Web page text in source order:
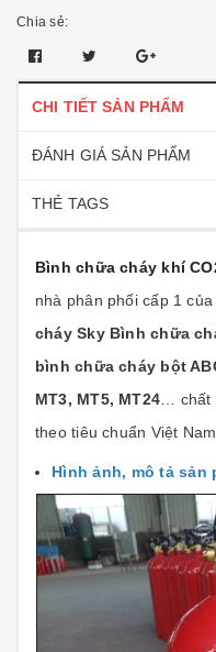
Chia sẻ:
CHI TIẾT SẢN PHẨM
ĐÁNH GIÁ SẢN PHẨM
THẺ TAGS
Bình chữa cháy khí
nhà phân phối cấp 1
cháy Sky Bình chữa
bình chữa cháy bột
MT3, MT5, MT24 …
theo tiêu chuẩn Việt
Hình ảnh, mô tả sản